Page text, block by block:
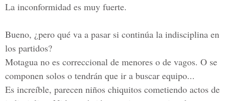
La inconformidad es muy fuerte.
Bueno, ¿pero qué va a pasar si continúa la indisciplina en
los partidos?
Motagua no es correccional de menores o de vagos. O se
componen solos o tendrán que ir a buscar equipo...
Es increíble, parecen niños chiquitos cometiendo actos de